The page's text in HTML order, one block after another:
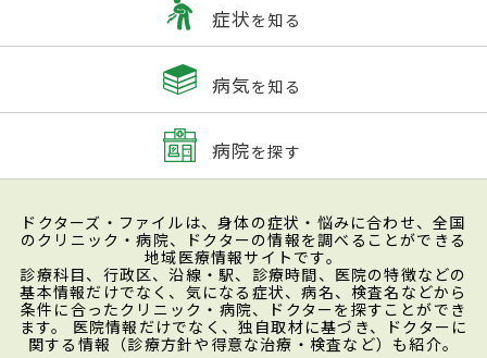
症状を知る
病気を知る
病院を探す
ドクターズ・ファイルは、身体の症状・悩みに合わせ、全国
のクリニック・病院、ドクターの情報を調べることができる
地域医療情報サイトです。
診療科目、行政区、沿線・駅、診療時間、医院の特徴などの
基本情報だけでなく、気になる症状、病名、検査名などから
条件に合ったクリニック・病院、ドクターを探すことができ
ます。 医院情報だけでなく、独自取材に基づき、ドクターに
関する情報（診療方針や得意な治療・検査など）も紹介。